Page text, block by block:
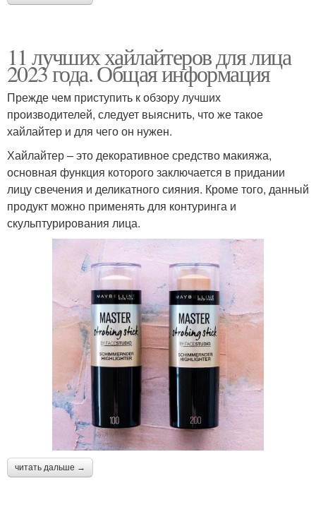
11 лучших хайлайтеров для лица
2023 года. Общая информация
Прежде чем приступить к обзору лучших
производителей, следует выяснить, что же такое
хайлайтер и для чего он нужен.
Хайлайтер – это декоративное средство макияжа,
основная функция которого заключается в придании
лицу свечения и деликатного сияния. Кроме того, данный
продукт можно применять для контуринга и
скульптурирования лица.
читать дальше →